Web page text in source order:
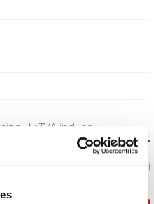
**TVA incluse.
générales de vente: Oui